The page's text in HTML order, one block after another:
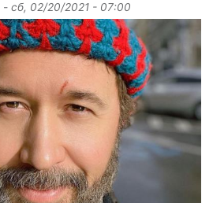
- сб, 02/20/2021 - 07:00